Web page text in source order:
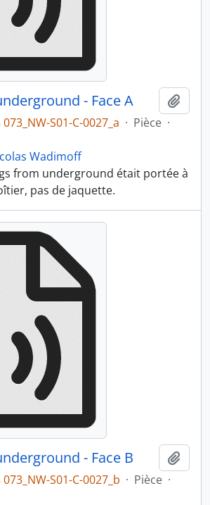
- Face A
S01-C-0027_a · Pièce ·
Wadimoff
from underground était portée à
pas de jaquette.
- Face B
S01-C-0027_b · Pièce ·